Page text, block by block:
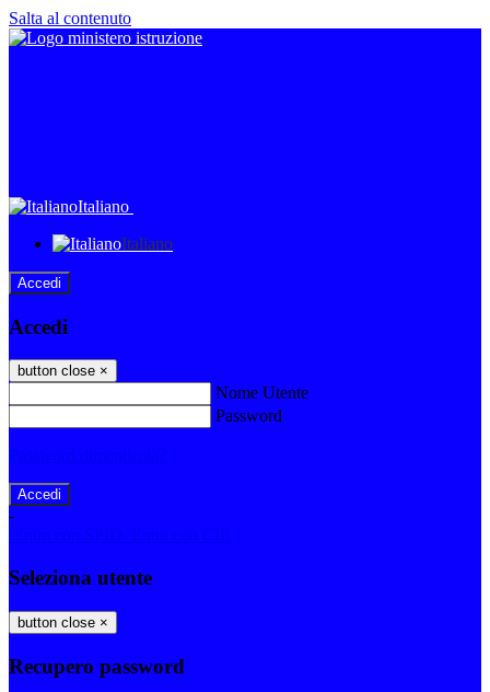
Salta al contenuto
Italiano
Italiano
Accedi
Accedi
button close ×
Nome Utente
Password
-
Seleziona utente
button close ×
Recupero password